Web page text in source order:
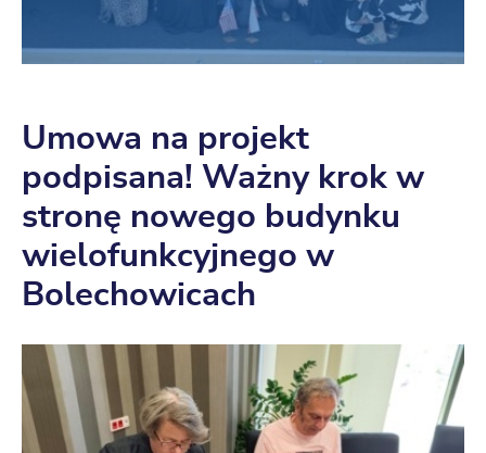
Umowa na projekt
podpisana! Ważny krok w
stronę nowego budynku
wielofunkcyjnego w
Bolechowicach